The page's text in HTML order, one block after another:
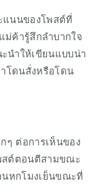
แนนของโพสต์ที่
ค้ารู้สึกลำบากใจ
นำให้เขียนแบบน่า
โดนสั่งหรือโดน
ๆ ต่อการเห็นของ
สต์ตอนตีสามขณะ
หกโมงเย็นขณะที่